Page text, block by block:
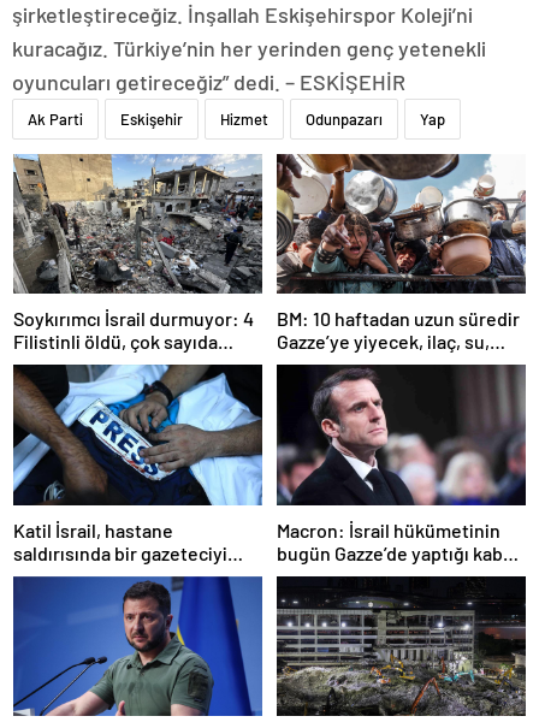
şirketleştireceğiz. İnşallah Eskişehirspor Koleji’ni
kuracağız. Türkiye’nin her yerinden genç yetenekli
oyuncuları getireceğiz” dedi. – ESKİŞEHİR
Ak Parti Eskişehir Hizmet Odunpazarı Yap
Soykırımcı İsrail durmuyor: 4
Filistinli öldü, çok sayıda
yaralı var
BM: 10 haftadan uzun süredir
Gazze’ye yiyecek, ilaç, su,
çadır girmedi
Katil İsrail, hastane
saldırısında bir gazeteciyi
öldürdüğünü itiraf etti
Macron: İsrail hükümetinin
bugün Gazze’de yaptığı kabul
edilemez